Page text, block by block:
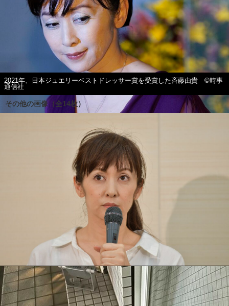
2021年、日本ジュエリーベストドレッサー賞を受賞した斉藤由貴 ©時事
通信社
その他の画像（全14枚）